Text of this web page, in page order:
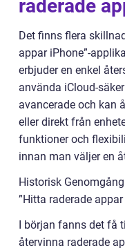
raderade
Det finns flera
appar iPhone”-
erbjuder en enkel
använda iCloud-
avancerade och kan
eller direkt från
funktioner och
innan man väljer en
Historisk
”Hitta raderade appar
I början fanns det
återvinna raderade